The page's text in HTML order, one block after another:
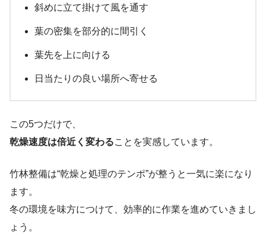
斜めに立て掛けて風を通す
葉の密集を部分的に間引く
葉先を上に向ける
日当たりの良い場所へ寄せる
この5つだけで、
乾燥速度は倍近く変わることを実感しています。
竹林整備は“乾燥と処理のテンポ”が整うと一気に楽になり
ます。
冬の環境を味方につけて、効率的に作業を進めていきまし
ょう。